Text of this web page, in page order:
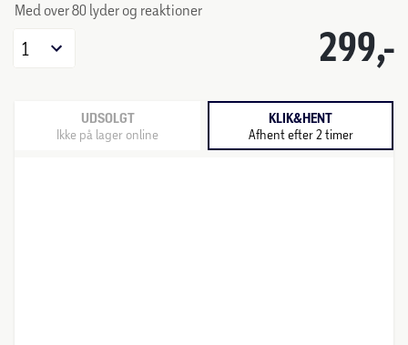
Med over 80 lyder og reaktioner
299,-
1
UDSOLGT
Ikke på lager online
KLIK&HENT
Afhent efter 2 timer